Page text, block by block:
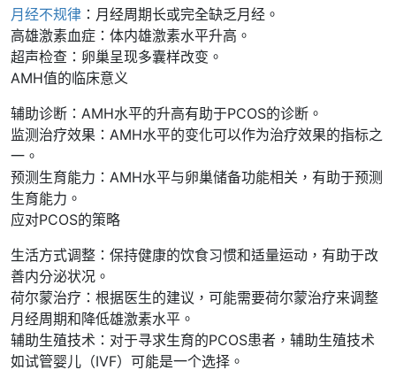
月经不规律 ：月经周期长或完全缺乏月经。
高雄激素血症：体内雄激素水平升高。
超声检查：卵巢呈现多囊样改变。
AMH值的临床意义
辅助诊断：AMH水平的升高有助于PCOS的诊断。
监测治疗效果：AMH水平的变化可以作为治疗效果的指标之
一。
预测生育能力：AMH水平与卵巢储备功能相关，有助于预测
生育能力。
应对PCOS的策略
生活方式调整：保持健康的饮食习惯和适量运动，有助于改
善内分泌状况。
荷尔蒙治疗：根据医生的建议，可能需要荷尔蒙治疗来调整
月经周期和降低雄激素水平。
辅助生殖技术：对于寻求生育的PCOS患者，辅助生殖技术
如试管婴儿（IVF）可能是一个选择。